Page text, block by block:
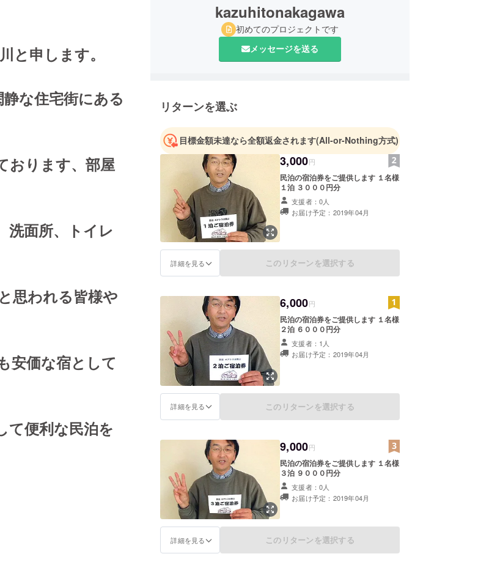
と申します。
な住宅街にある
おります、部屋
洗面所、トイレ
思われる皆様や
安価な宿として
て便利な民泊を
kazuhitonakagawa
初めてのプロジェクトです
メッセージを送る
リターンを選ぶ
目標金額未達なら全額返金されます(All-or-Nothing方式)
3,000円
民泊の宿泊券をご提供します １名様
１泊 ３０００円分
支援者：0人
お届け予定：2019年04月
詳細を見る このリターンを選択する
6,000円
民泊の宿泊券をご提供します １名様
２泊 ６０００円分
支援者：1人
お届け予定：2019年04月
詳細を見る このリターンを選択する
9,000円
民泊の宿泊券をご提供します １名様
３泊 ９０００円分
支援者：0人
お届け予定：2019年04月
詳細を見る このリターンを選択する